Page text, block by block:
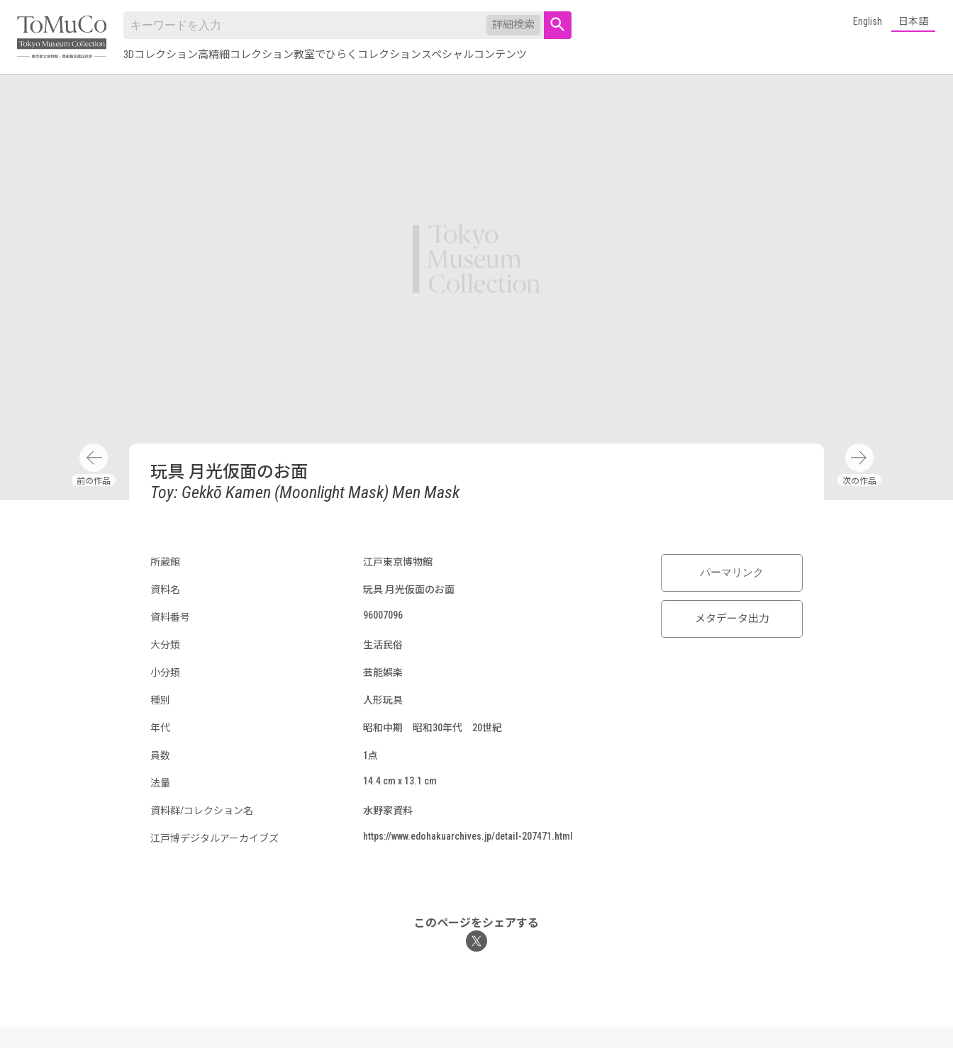
詳細検索
3Dコレクション高精細コレクション教室でひらくコレクションスペシャルコンテンツ
English 日本語
玩具 月光仮面のお面
Toy: Gekkō Kamen (Moonlight Mask) Men Mask
所蔵館 江戸東京博物館
資料名 玩具 月光仮面のお面
資料番号 96007096
大分類 生活民俗
小分類 芸能娯楽
種別 人形玩具
年代 昭和中期 昭和30年代 20世紀
員数 1点
法量 14.4 cm x 13.1 cm
資料群/コレクション名 水野家資料
江戸博デジタルアーカイブズ https://www.edohakuarchives.jp/detail-207471.html
パーマリンク
メタデータ出力
このページをシェアする